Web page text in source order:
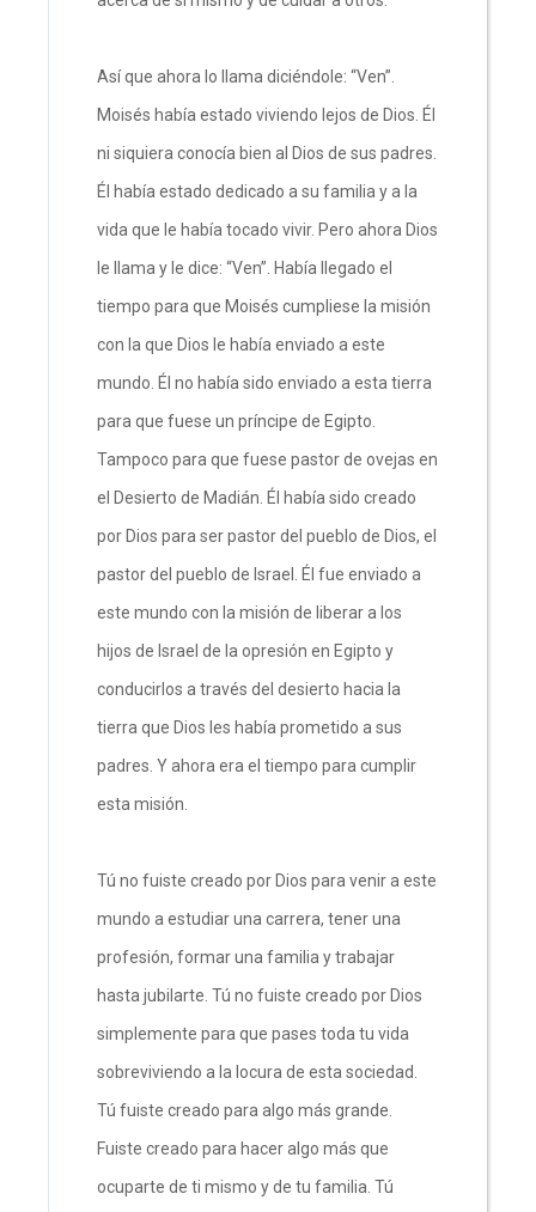
Así que ahora lo llama diciéndole: “Ven”.
Moisés había estado viviendo lejos de Dios. Él
ni siquiera conocía bien al Dios de sus padres.
Él había estado dedicado a su familia y a la
vida que le había tocado vivir. Pero ahora Dios
le llama y le dice: “Ven”. Había llegado el
tiempo para que Moisés cumpliese la misión
con la que Dios le había enviado a este
mundo. Él no había sido enviado a esta tierra
para que fuese un príncipe de Egipto.
Tampoco para que fuese pastor de ovejas en
el Desierto de Madián. Él había sido creado
por Dios para ser pastor del pueblo de Dios, el
pastor del pueblo de Israel. Él fue enviado a
este mundo con la misión de liberar a los
hijos de Israel de la opresión en Egipto y
conducirlos a través del desierto hacia la
tierra que Dios les había prometido a sus
padres. Y ahora era el tiempo para cumplir
esta misión.
Tú no fuiste creado por Dios para venir a este
mundo a estudiar una carrera, tener una
profesión, formar una familia y trabajar
hasta jubilarte. Tú no fuiste creado por Dios
simplemente para que pases toda tu vida
sobreviviendo a la locura de esta sociedad.
Tú fuiste creado para algo más grande.
Fuiste creado para hacer algo más que
ocuparte de ti mismo y de tu familia. Tú